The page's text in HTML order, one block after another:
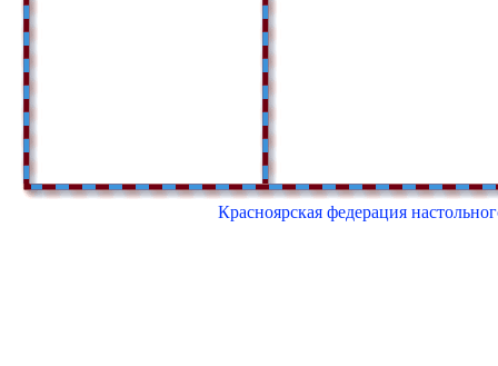
Красноярская федерация